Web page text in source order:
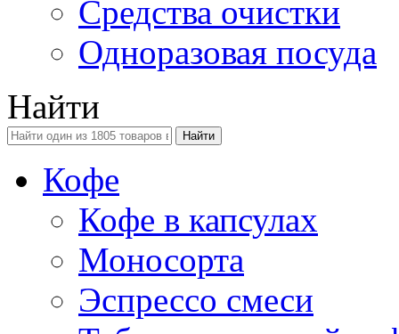
Средства очистки
Одноразовая посуда
Найти
Кофе
Кофе в капсулах
Моносорта
Эспрессо смеси